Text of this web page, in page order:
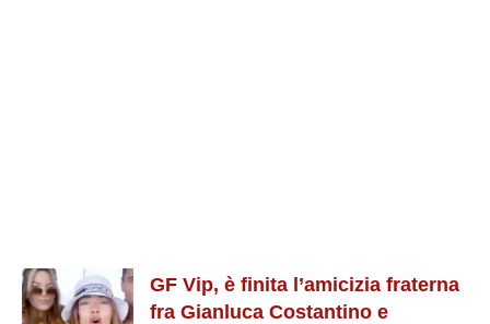
GF Vip, è finita l’amicizia fraterna
fra Gianluca Costantino e